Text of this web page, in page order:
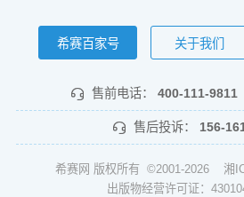
希赛百家号 关于我们
售前电话： 400-111-9811
售后投诉： 156-
希赛网 版权所有 ©2001-2026 湘
出版物经营许可证：